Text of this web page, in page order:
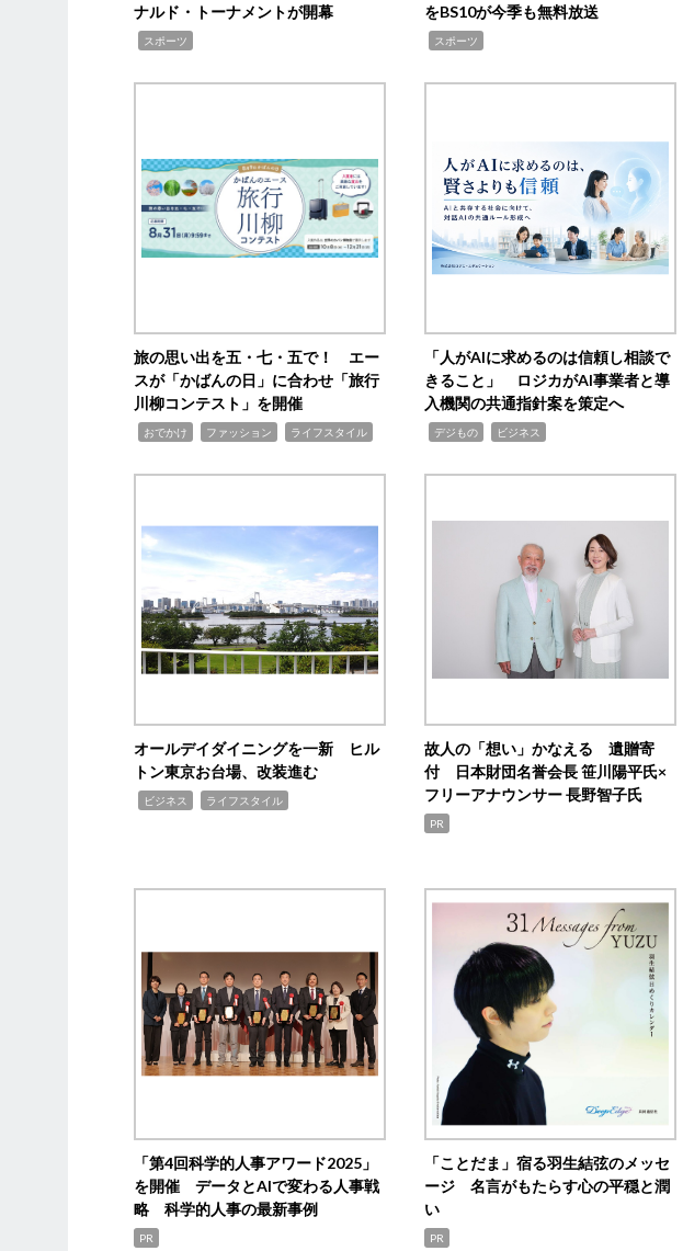
ナルド・トーナメントが開幕
スポーツ
をBS10が今季も無料放送
スポーツ
旅の思い出を五・七・五で！ エー
スが「かばんの日」に合わせ「旅行
川柳コンテスト」を開催
おでかけ ファッション ライフスタイル
「人がAIに求めるのは信頼し相談で
きること」 ロジカがAI事業者と導
入機関の共通指針案を策定へ
デジもの ビジネス
オールデイダイニングを一新 ヒル
トン東京お台場、改装進む
ビジネス ライフスタイル
故人の「想い」かなえる 遺贈寄
付 日本財団名誉会長 笹川陽平氏×
フリーアナウンサー 長野智子氏
PR
「第4回科学的人事アワード2025」
を開催 データとAIで変わる人事戦
略 科学的人事の最新事例
PR
「ことだま」宿る羽生結弦のメッセ
ージ 名言がもたらす心の平穏と潤
い
PR